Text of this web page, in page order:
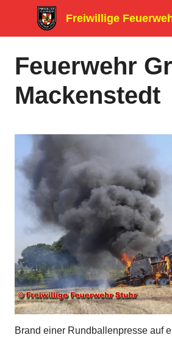
Freiwillige
Feuerwehr
Mackenstedt
Brand einer Rundballenpresse auf